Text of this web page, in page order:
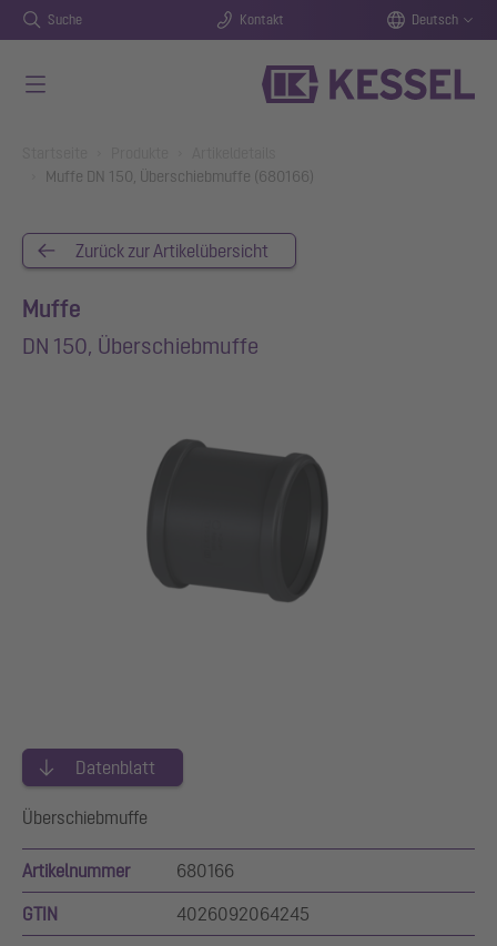
Suche Kontakt Deutsch
Muffe DN 150, Überschiebmuffe (680166)
Zurück zur Artikelübersicht
Muffe
DN 150, Überschiebmuffe
Datenblatt
Überschiebmuffe
Artikelnummer 680166
GTIN 4026092064245